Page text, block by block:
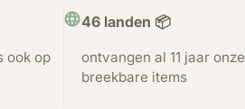
ook op
46 landen 📦
ontvangen al 11 jaar onze
breekbare items